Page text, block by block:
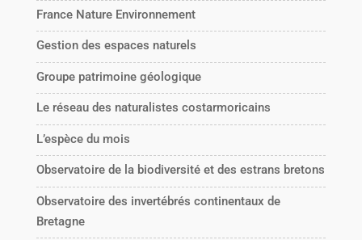
France Nature Environnement
Gestion des espaces naturels
Groupe patrimoine géologique
Le réseau des naturalistes costarmoricains
L’espèce du mois
Observatoire de la biodiversité et des estrans bretons
Observatoire des invertébrés continentaux de
Bretagne